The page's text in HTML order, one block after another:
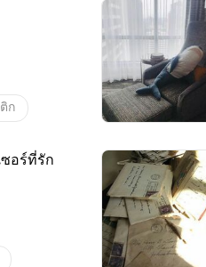
ก
ซอร์ที่รัก